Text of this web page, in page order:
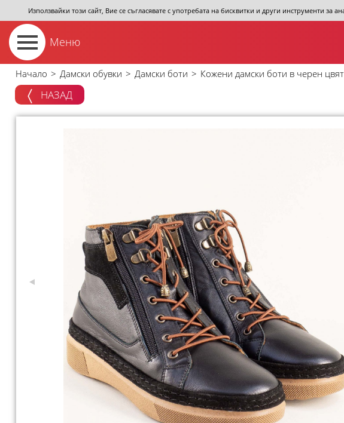
Използвайки този сайт, Вие се съгласявате с употребата на бисквитки и други инструменти за
Меню
Начало > Дамски обувки > Дамски боти > Кожени дамски боти в черен
НАЗАД